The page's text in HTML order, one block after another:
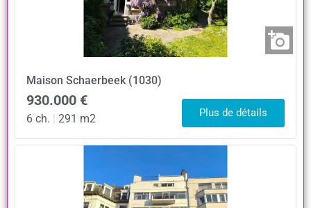
Maison Schaerbeek (1030)
930.000 €
6 ch. | 291 m2 Plus de détails